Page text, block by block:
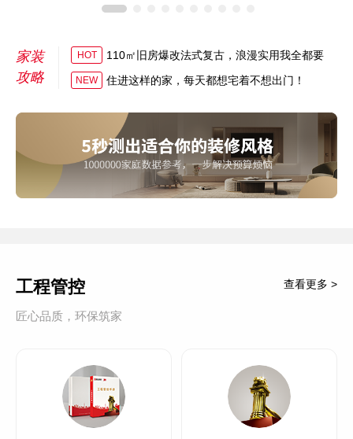
家装
攻略
HOT 110㎡旧房爆改法式复古，浪漫实用我全都要
NEW 住进这样的家，每天都想宅着不想出门！
工程管控
匠心品质，环保筑家
查看更多 >